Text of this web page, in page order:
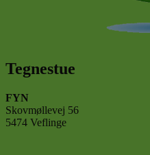
Tegnestue
FYN
Skovmøllevej 56
5474 Veflinge